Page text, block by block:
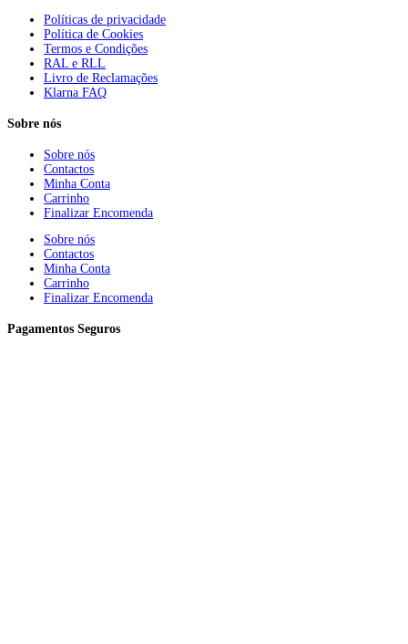
Políticas de privacidade
Política de Cookies
Termos e Condições
RAL e RLL
Livro de Reclamações
Klarna FAQ
Sobre nós
Sobre nós
Contactos
Minha Conta
Carrinho
Finalizar Encomenda
Sobre nós
Contactos
Minha Conta
Carrinho
Finalizar Encomenda
Pagamentos Seguros